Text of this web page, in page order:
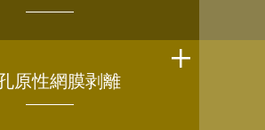
原性網膜剥離